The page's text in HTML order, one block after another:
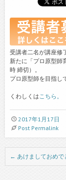
受講者二名が講座修
新たに「プロ原型師
時 締切）。
プロ原型師を目指し
くわしくは こちら。
2017年1月17日
Post Permalink
Post navigation
← あけましておめ